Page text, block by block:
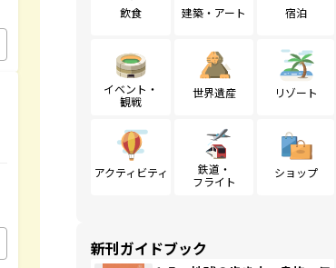
飲食 建築・アート 宿泊
イベント・
観戦
世界遺産 リゾート
アクティビティ
鉄道・
フライト
ショップ
新刊ガイドブック